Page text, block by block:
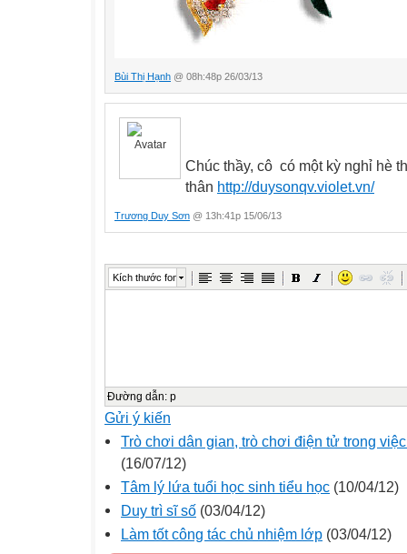
Bùi Thị Hạnh @ 08h:48p 26/03/13
Chúc thầy, cô có một kỳ nghỉ hè
thân http://duysonqv.violet.vn/
Trương Duy Sơn @ 13h:41p 15/06/13
Kích thước font
Đường dẫn: p
Gửi ý kiến
Trò chơi dân gian, trò chơi điện tử trong
(16/07/12)
Tâm lý lứa tuổi học sinh tiểu học (10/04/12)
Duy trì sĩ số (03/04/12)
Làm tốt công tác chủ nhiệm lớp (03/04/12)